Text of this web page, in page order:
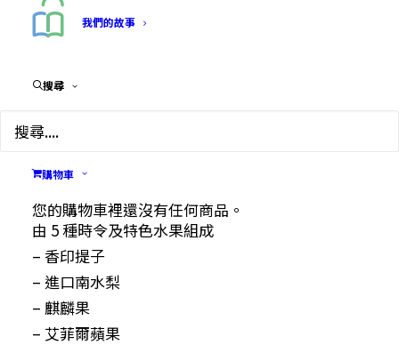
我們的故事
搜尋
購物車
您的購物車裡還沒有任何商品。
The Wholesome – 果籃
$428.00
由 5 種時令及特色水果組成
– 香印提子
– 進口南水梨
– 麒麟果
– 艾菲爾蘋果